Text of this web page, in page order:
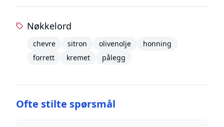
Nøkkelord
chevre sitron olivenolje
honning
forrett
kremet pålegg
Ofte stilte spørsmål